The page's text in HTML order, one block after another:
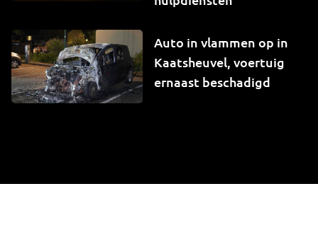
Auto in vlammen op in
Kaatsheuvel, voertuig
ernaast beschadigd